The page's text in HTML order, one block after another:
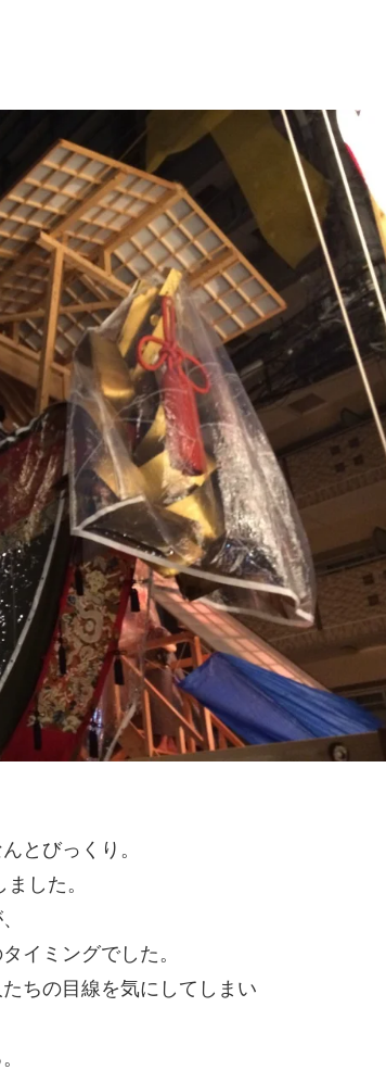
とびっくり。
した。
イミングでした。
ちの目線を気にしてしまい